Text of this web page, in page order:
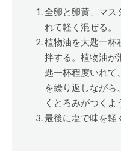
全卵と卵黄、マス
れて軽く混ぜる。
植物油を大匙一杯
拌する。植物油が
匙一杯程度いれて
を繰り返しながら
くとろみがつくよ
最後に塩で味を軽